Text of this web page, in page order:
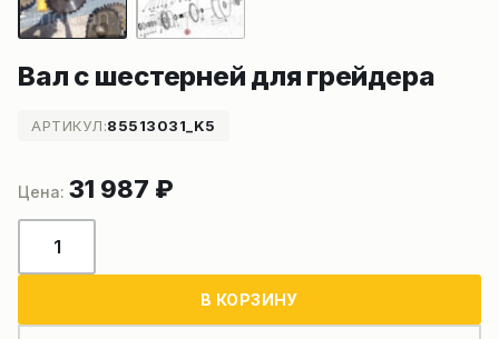
Вал с шестерней для грейдера
АРТИКУЛ:85513031_K5
31 987 ₽
товара
В КОРЗИНУ